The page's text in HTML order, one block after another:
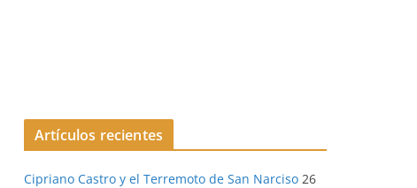
Artículos recientes
Cipriano Castro y el Terremoto de San Narciso 26